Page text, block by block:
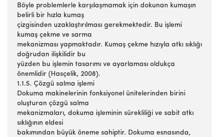
Böyle problemlerle karşılaşmamak için dokunan kumaşın
belirli bir hızla kumaş
çizgisinden uzaklaştırılması gerekmektedir. Bu işlemi
kumaş çekme ve sarma
mekanizması yapmaktadır. Kumaş çekme hızıyla atkı sıklığı
doğrudan ilişkilidir bu
yüzden bu işlemin tasarımı ve ayarlaması oldukça
önemlidir (Hasçelik, 2008).
1.1.5. Çözgü salma işlemi
Dokuma makinelerinin fonksiyonel ünitelerinden birini
oluşturan çözgü salma
mekanizmaları, dokuma işleminin sürekliliği ve sabit atkı
sıklığının eldesi
bakımından büyük öneme sahiptir. Dokuma esnasında,